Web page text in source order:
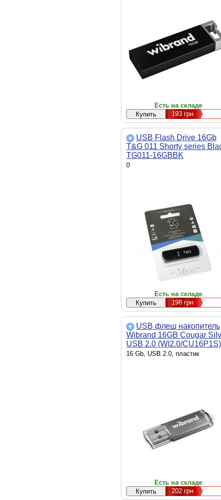
Есть на складе
193грн
USB Flash Drive 16Gb
T&G 011 Shorty series
TG011-16GBBK
0
Есть на складе
198грн
USB флеш накопитель
Wibrand 16GB Cougar
USB 2.0 (WI2.0/CU16P1S)
16 Gb, USB 2.0, пластик
Есть на складе
202грн